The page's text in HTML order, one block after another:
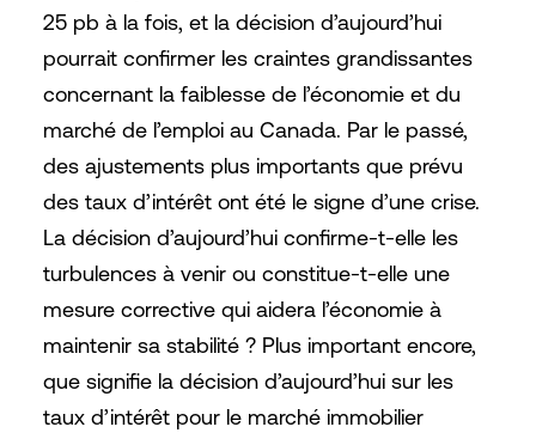
25 pb à la fois, et la décision d’aujourd’hui
pourrait confirmer les craintes grandissantes
concernant la faiblesse de l’économie et du
marché de l’emploi au Canada. Par le passé,
des ajustements plus importants que prévu
des taux d’intérêt ont été le signe d’une crise.
La décision d’aujourd’hui confirme-t-elle les
turbulences à venir ou constitue-t-elle une
mesure corrective qui aidera l’économie à
maintenir sa stabilité ? Plus important encore,
que signifie la décision d’aujourd’hui sur les
taux d’intérêt pour le marché immobilier